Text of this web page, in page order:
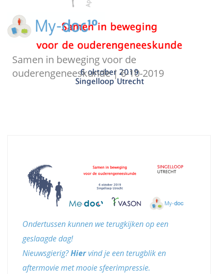
Samen in beweging voor de
ouderengeneeskunde | 6-10-2019
Ondertussen kunnen we terugkijken op een
geslaagde dag!
Nieuwsgierig?Hiervind je een terugblik en
aftermovie met mooie sfeerimpressie.